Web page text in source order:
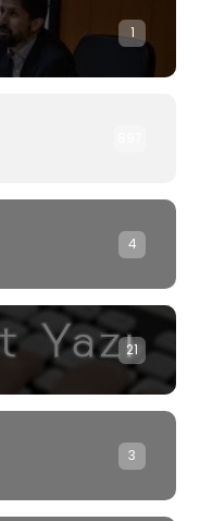
1
4
21
3